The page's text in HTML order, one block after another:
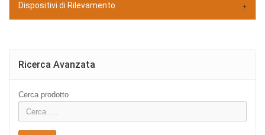
Dispositivi di Rilevamento
Ricerca Avanzata
Cerca prodotto